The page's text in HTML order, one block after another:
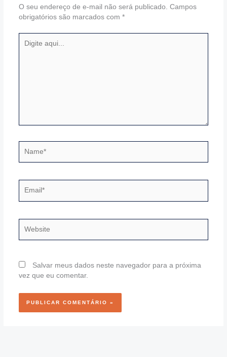
O seu endereço de e-mail não será publicado. Campos
obrigatórios são marcados com *
aqui...
Salvar meus dados neste navegador para a próxima
vez que eu comentar.